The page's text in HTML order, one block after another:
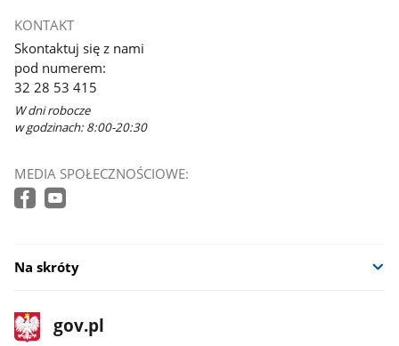
KONTAKT
Skontaktuj się z nami
pod numerem:
32 28 53 415
W dni robocze
w godzinach: 8:00-20:30
MEDIA SPOŁECZNOŚCIOWE:
Na skróty
stopka
gov.pl
Strona
gov.pl